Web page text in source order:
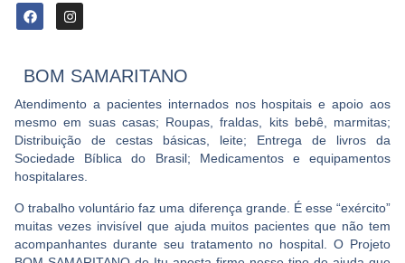
BOM SAMARITANO
Atendimento a pacientes internados nos hospitais e apoio aos
mesmo em suas casas; Roupas, fraldas, kits bebê, marmitas;
Distribuição de cestas básicas, leite; Entrega de livros da
Sociedade Bíblica do Brasil; Medicamentos e equipamentos
hospitalares.
O trabalho voluntário faz uma diferença grande. É esse “exército”
muitas vezes invisível que ajuda muitos pacientes que não tem
acompanhantes durante seu tratamento no hospital. O Projeto